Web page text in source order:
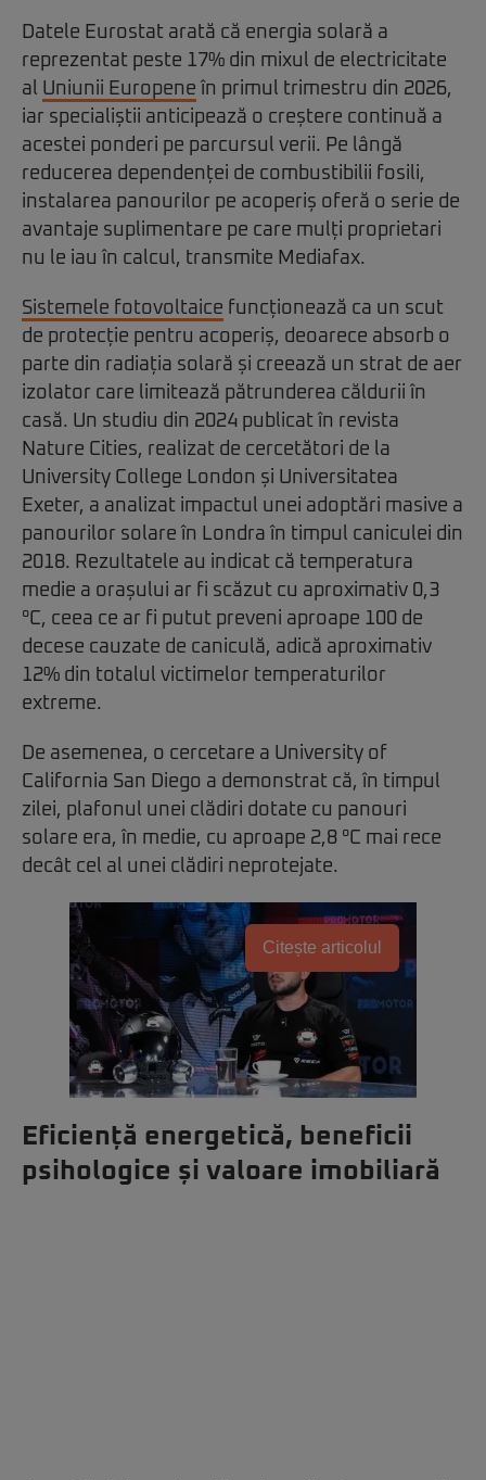
Datele Eurostat arată că energia solară a
reprezentat peste 17% din mixul de electricitate
al Uniunii Europene în primul trimestru din 2026,
iar specialiștii anticipează o creștere continuă a
acestei ponderi pe parcursul verii. Pe lângă
reducerea dependenței de combustibilii fosili,
instalarea panourilor pe acoperiș oferă o serie de
avantaje suplimentare pe care mulți proprietari
nu le iau în calcul, transmite Mediafax.
Sistemele fotovoltaice funcționează ca un scut
de protecție pentru acoperiș, deoarece absorb o
parte din radiația solară și creează un strat de aer
izolator care limitează pătrunderea căldurii în
casă. Un studiu din 2024 publicat în revista
Nature Cities, realizat de cercetători de la
University College London și Universitatea
Exeter, a analizat impactul unei adoptări masive a
panourilor solare în Londra în timpul caniculei din
2018. Rezultatele au indicat că temperatura
medie a orașului ar fi scăzut cu aproximativ 0,3
°C, ceea ce ar fi putut preveni aproape 100 de
decese cauzate de caniculă, adică aproximativ
12% din totalul victimelor temperaturilor
extreme.
De asemenea, o cercetare a University of
California San Diego a demonstrat că, în timpul
zilei, plafonul unei clădiri dotate cu panouri
solare era, în medie, cu aproape 2,8 °C mai rece
decât cel al unei clădiri neprotejate.
Citește articolul
Eficiență energetică, beneficii
psihologice și valoare imobiliară